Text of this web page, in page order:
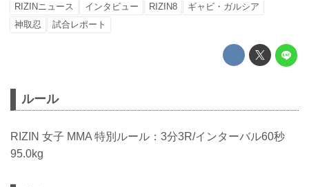
RIZINニュース インタビュー RIZIN8
ギャビ・ガルシア
神取忍
試合レポート
ルール
RIZIN 女子 MMA 特別ルール：3分3R/インターバル60秒
95.0kg